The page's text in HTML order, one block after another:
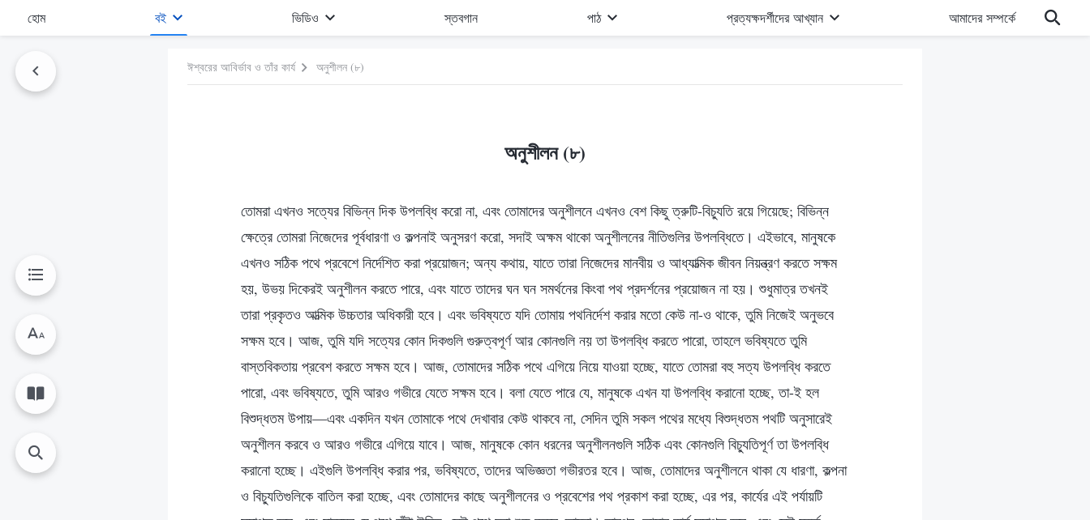
হোম বই ভিডিও স্তবগান পাঠ প্রত্যক্ষদর্শীদের আখ্যান আমাদের সম্পর্কে
ঈশ্বরের আবির্ভাব ও তাঁর কার্য অনুশীলন (৮)
অনুশীলন (৮)
তোমরা এখনও সত্যের বিভিন্ন দিক উপলব্ধি করো না, এবং তোমাদের অনুশীলনে এখনও বেশ কিছু ত্রুটি-বিচ্যুতি রয়ে গিয়েছে; বিভিন্ন
ক্ষেত্রে তোমরা নিজেদের পূর্বধারণা ও কল্পনাই অনুসরণ করো, সদাই অক্ষম থাকো অনুশীলনের নীতিগুলির উপলব্ধিতে। এইভাবে, মানুষকে
এখনও সঠিক পথে প্রবেশে নির্দেশিত করা প্রয়োজন; অন্য কথায়, যাতে তারা নিজেদের মানবীয় ও আধ্যাত্মিক জীবন নিয়ন্ত্রণ করতে সক্ষম
হয়, উভয় দিকেরই অনুশীলন করতে পারে, এবং যাতে তাদের ঘন ঘন সমর্থনের কিংবা পথ প্রদর্শনের প্রয়োজন না হয়। শুধুমাত্র তখনই
তারা প্রকৃতও আত্মিক উচ্চতার অধিকারী হবে। এবং ভবিষ্যতে যদি তোমায় পথনির্দেশ করার মতো কেউ না-ও থাকে, তুমি নিজেই অনুভবে
সক্ষম হবে। আজ, তুমি যদি সত্যের কোন দিকগুলি গুরুত্বপূর্ণ আর কোনগুলি নয় তা উপলব্ধি করতে পারো, তাহলে ভবিষ্যতে তুমি
বাস্তবিকতায় প্রবেশ করতে সক্ষম হবে। আজ, তোমাদের সঠিক পথে এগিয়ে নিয়ে যাওয়া হচ্ছে, যাতে তোমরা বহু সত্য উপলব্ধি করতে
পারো, এবং ভবিষ্যতে, তুমি আরও গভীরে যেতে সক্ষম হবে। বলা যেতে পারে যে, মানুষকে এখন যা উপলব্ধি করানো হচ্ছে, তা-ই হল
বিশুদ্ধতম উপায়—এবং একদিন যখন তোমাকে পথে দেখাবার কেউ থাকবে না, সেদিন তুমি সকল পথের মধ্যে বিশুদ্ধতম পথটি অনুসারেই
অনুশীলন করবে ও আরও গভীরে এগিয়ে যাবে। আজ, মানুষকে কোন ধরনের অনুশীলনগুলি সঠিক এবং কোনগুলি বিচ্যুতিপূর্ণ তা উপলব্ধি
করানো হচ্ছে। এইগুলি উপলব্ধি করার পর, ভবিষ্যতে, তাদের অভিজ্ঞতা গভীরতর হবে। আজ, তোমাদের অনুশীলনে থাকা যে ধারণা, কল্পনা
ও বিচ্যুতিগুলিকে বাতিল করা হচ্ছে, এবং তোমাদের কাছে অনুশীলনের ও প্রবেশের পথ প্রকাশ করা হচ্ছে, এর পর, কার্যের এই পর্যায়টি